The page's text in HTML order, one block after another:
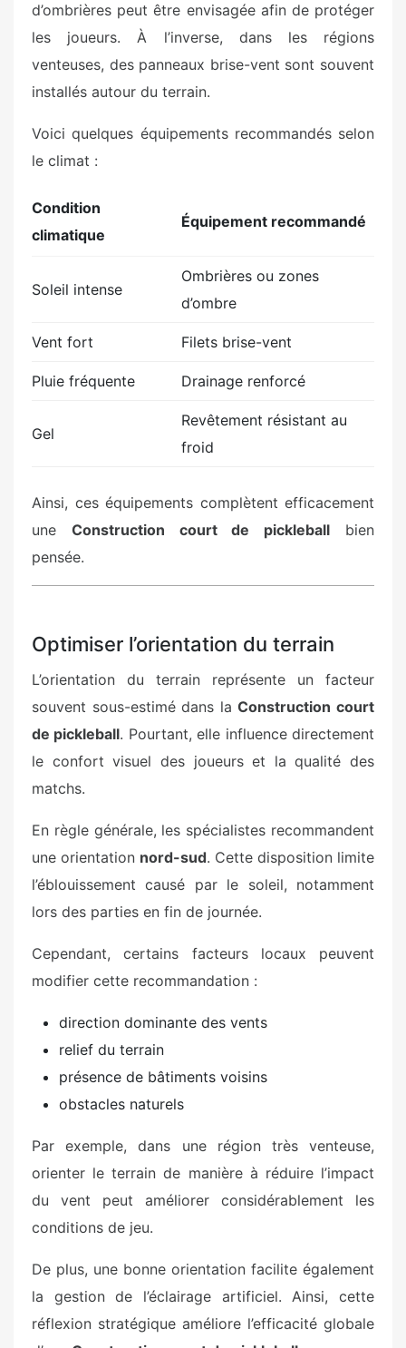
d’ombrières peut être envisagée afin de protéger
les joueurs. À l’inverse, dans les régions
venteuses, des panneaux brise-vent sont souvent
installés autour du terrain.
Voici quelques équipements recommandés selon
le climat :
Condition
climatique
Équipement recommandé
Soleil intense
Ombrières ou zones
d’ombre
Vent fort Filets brise-vent
Pluie fréquente Drainage renforcé
Gel
Revêtement résistant au
froid
Ainsi, ces équipements complètent efficacement
une Construction court de pickleball bien
pensée.
Optimiser l’orientation du terrain
L’orientation du terrain représente un facteur
souvent sous-estimé dans laConstruction court
de pickleball. Pourtant, elle influence directement
le confort visuel des joueurs et la qualité des
matchs.
En règle générale, les spécialistes recommandent
une orientation nord-sud. Cette disposition limite
l’éblouissement causé par le soleil, notamment
lors des parties en fin de journée.
Cependant, certains facteurs locaux peuvent
modifier cette recommandation :
direction dominante des vents
relief du terrain
présence de bâtiments voisins
obstacles naturels
Par exemple, dans une région très venteuse,
orienter le terrain de manière à réduire l’impact
du vent peut améliorer considérablement les
conditions de jeu.
De plus, une bonne orientation facilite également
la gestion de l’éclairage artificiel. Ainsi, cette
réflexion stratégique améliore l’efficacité globale